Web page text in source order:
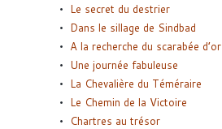
Le secret du destrier
Dans le sillage de Sindbad
A la recherche du scarabée d’or
Une journée fabuleuse
La Chevalière du Téméraire
Le Chemin de la Victoire
Chartres au trésor